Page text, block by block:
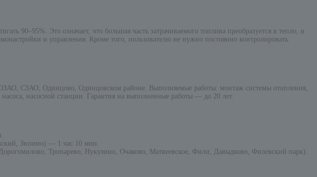
90–95%. Это означает, что большая часть затрачиваемого топлива преобразуется в тепло, и
и управления. Кроме того, пользователю не нужно постоянно контролировать
СЗАО, Одинцово, Одинцовском районе. Выполняемые работы: монтаж системы отопления,
насосной станции. Гарантия на выполненные работы — до 20 лет.
Зюзино) — 1 час 10 мин.
Тропарево, Нукулино, Очаково, Матвеевское, Фили, Давыдково, Филевский парк).